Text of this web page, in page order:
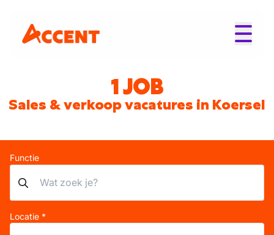
1 JOB
Sales & verkoop vacatures in Koersel
Functie
Locatie *